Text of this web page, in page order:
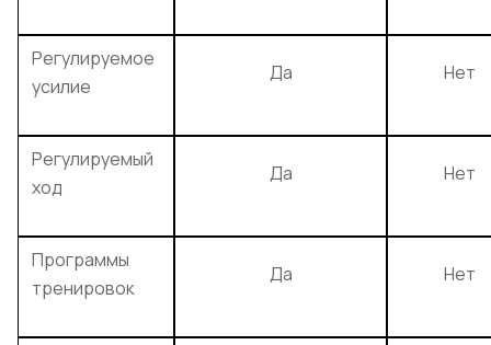
Регулируемое
усилие
Да Нет
Регулируемый
ход
Да Нет
Программы
тренировок
Да Нет